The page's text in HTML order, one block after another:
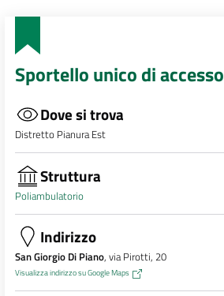
Sportello unico di accesso
Dove si trova
Distretto Pianura Est
Struttura
Poliambulatorio
Indirizzo
San Giorgio Di Piano, via Pirotti, 20
Visualizza indirizzo su Google Maps